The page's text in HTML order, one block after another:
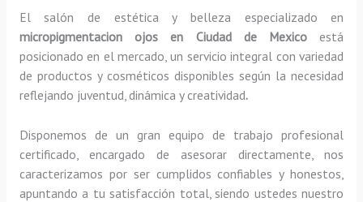
El salón de estética y belleza especializado en
micropigmentacion ojos en Ciudad de Mexicoestá
posicionado en el mercado, un servicio integral con variedad
de productos y cosméticos disponibles según la necesidad
reflejando juventud, dinámica y creatividad.
Disponemos de un gran equipo de trabajo profesional
certificado, encargado de asesorar directamente, nos
caracterizamos por ser cumplidos confiables y honestos,
apuntando a tu satisfacción total, siendo ustedes nuestro